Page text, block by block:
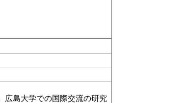
広島大学での国際交流の研究